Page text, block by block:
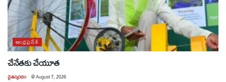
ఆంధ్రప్రదేశ్
చేనేతకు చేయూత
చైతన్యరధం @August 7, 2026